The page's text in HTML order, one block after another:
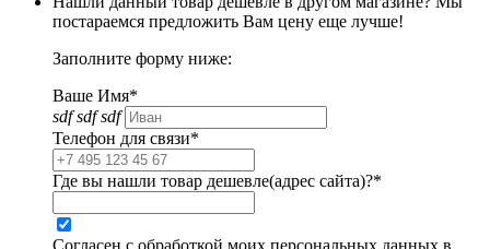
постараемся предложить Вам цену еще лучше!
Заполните форму ниже:
Ваше Имя*
sdf sdf sdf
Телефон для связи*
Где вы нашли товар дешевле(адрес сайта)?*
Согласен с обработкой моих персональных данных в